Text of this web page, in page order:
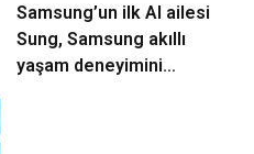
Samsung’un ilk AI ailesi
Sung, Samsung akıllı
yaşam deneyimini